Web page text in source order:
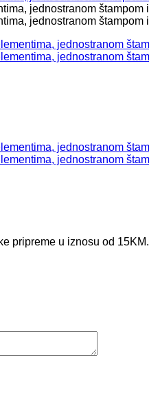
pripreme u iznosu od 15KM.